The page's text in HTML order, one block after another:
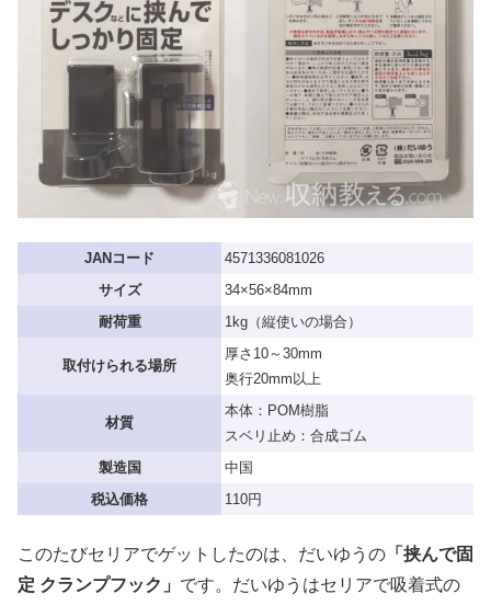
JANコード
4571336081026
サイズ
34×56×84mm
耐荷重
1kg（縦使いの場合）
取付けられる場所
厚さ10～30mm
奥行20mm以上
材質
本体：POM樹脂
スベリ止め：合成ゴム
製造国
中国
税込価格
110円
このたびセリアでゲットしたのは、だいゆうの 「挟んで固
定 クランプフック」 です。だいゆうはセリアで吸着式の